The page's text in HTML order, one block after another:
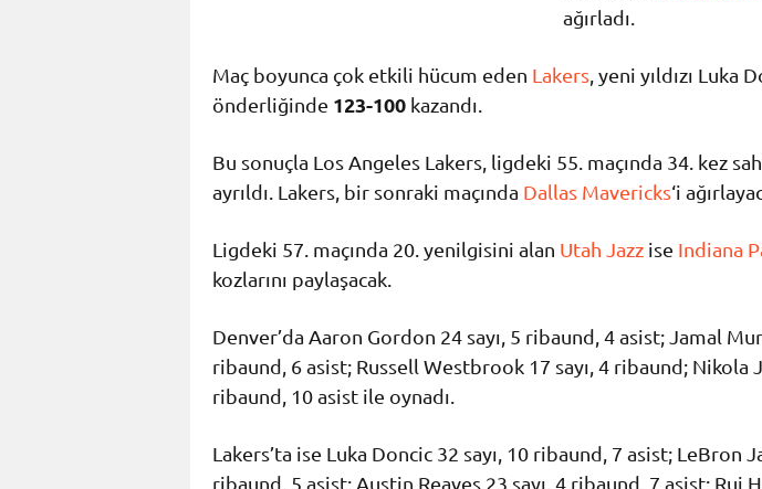
ağırladı.
Maç boyunca çok etkili hücum eden Lakers , yeni yıldızı Luka
önderliğinde 123-100 kazandı.
Bu sonuçla Los Angeles Lakers, ligdeki 55. maçında 34. kez
ayrıldı. Lakers, bir sonraki maçında Dallas Mavericks‘i
Ligdeki 57. maçında 20. yenilgisini alan Utah Jazz ise Indiana
kozlarını paylaşacak.
Denver’da Aaron Gordon 24 sayı, 5 ribaund, 4 asist; Jamal
ribaund, 6 asist; Russell Westbrook 17 sayı, 4 ribaund; Nikola
ribaund, 10 asist ile oynadı.
Lakers’ta ise Luka Doncic 32 sayı, 10 ribaund, 7 asist; LeBron
ribaund, 5 asist; Austin Reaves 23 sayı, 4 ribaund, 7 asist; Rui